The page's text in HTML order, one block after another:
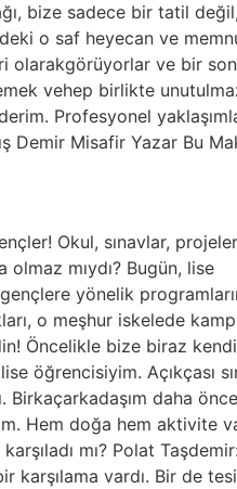
bize sadece bir tatil
o saf heyecan ve
olarakgörüyorlar ve bir
vehep birlikte
Profesyonel
Demir Misafir Yazar Bu
Okul, sınavlar,
mıydı? Bugün, lise
yönelik
o meşhur iskelede kamp
Öncelikle bize biraz
öğrencisiyim. Açıkçası
Birkaçarkadaşım daha
Hem doğa hem aktivite
mı? Polat
karşılama vardı. Bir de